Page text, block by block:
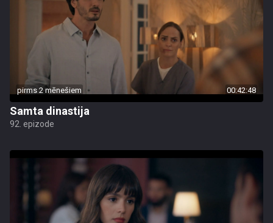
pirms 2 mēnešiem 00:42:48
Samta dinastija
92. epizode